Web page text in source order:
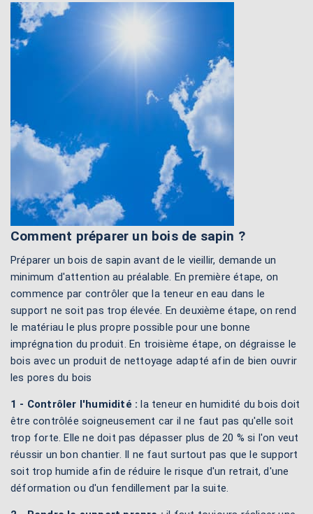
Comment préparer un bois de sapin ?
Préparer un bois de sapin avant de le vieillir, demande un
minimum d'attention au préalable. En première étape, on
commence par contrôler que la teneur en eau dans le
support ne soit pas trop élevée. En deuxième étape, on rend
le matériau le plus propre possible pour une bonne
imprégnation du produit. En troisième étape, on dégraisse le
bois avec un produit de nettoyage adapté afin de bien ouvrir
les pores du bois
1 - Contrôler l'humidité : la teneur en humidité du bois doit
être contrôlée soigneusement car il ne faut pas qu'elle soit
trop forte. Elle ne doit pas dépasser plus de 20 % si l'on veut
réussir un bon chantier. Il ne faut surtout pas que le support
soit trop humide afin de réduire le risque d'un retrait, d'une
déformation ou d'un fendillement par la suite.